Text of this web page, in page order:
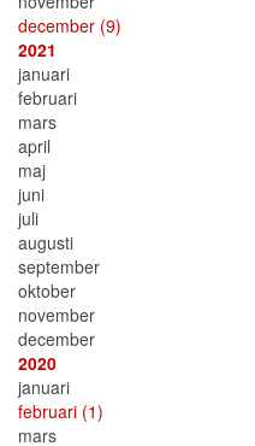
december (9)
2021
januari
februari
mars
april
maj
juni
juli
augusti
september
oktober
november
december
2020
januari
februari (1)
mars